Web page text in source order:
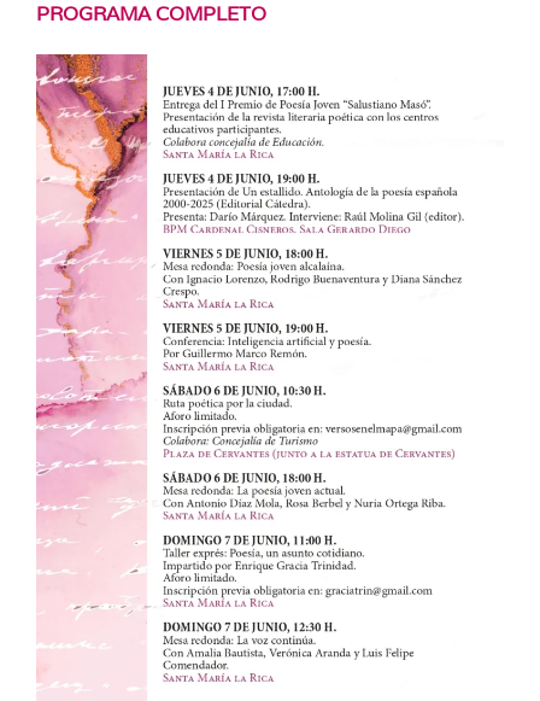
PROGRAMA COMPLETO